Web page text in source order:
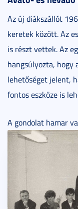
Az új diákszállót
keretek között. Az
is részt vettek. Az
hangsúlyozta, hogy
lehetőséget jelent,
fontos eszköze is
A gondolat hamar